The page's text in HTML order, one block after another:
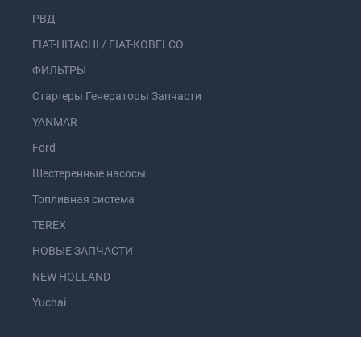
РВД
FIAT-HITACHI / FIAT-KOBELCO
ФИЛЬТРЫ
Стартеры Генераторы Запчасти
YANMAR
Ford
Шестеренные насосы
Топливная система
TEREX
НОВЫЕ ЗАПЧАСТИ
NEW HOLLAND
Yuchai